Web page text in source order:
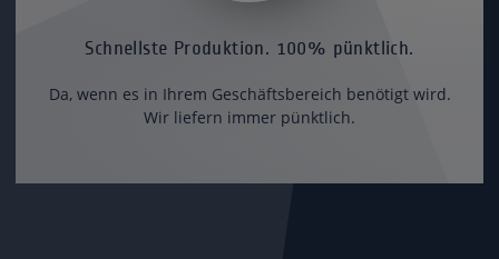
Schnellste Produktion. 100% pünktlich.
Da, wenn es in Ihrem Geschäftsbereich benötigt wird.
Wir liefern immer pünktlich.